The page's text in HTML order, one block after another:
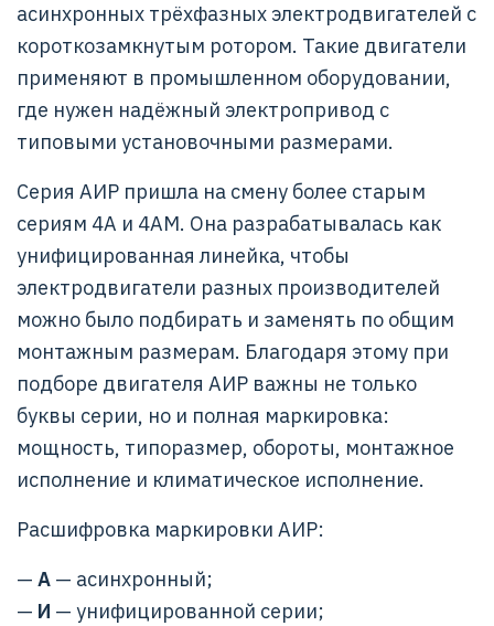
асинхронных трёхфазных электродвигателей с
короткозамкнутым ротором. Такие двигатели
применяют в промышленном оборудовании,
где нужен надёжный электропривод с
типовыми установочными размерами.
Серия АИР пришла на смену более старым
сериям 4А и 4АМ. Она разрабатывалась как
унифицированная линейка, чтобы
электродвигатели разных производителей
можно было подбирать и заменять по общим
монтажным размерам. Благодаря этому при
подборе двигателя АИР важны не только
буквы серии, но и полная маркировка:
мощность, типоразмер, обороты, монтажное
исполнение и климатическое исполнение.
Расшифровка маркировки АИР:
— А — асинхронный;
— И — унифицированной серии;